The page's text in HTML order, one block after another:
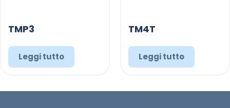
TMP3
Leggi tutto
TM4T
Leggi tutto